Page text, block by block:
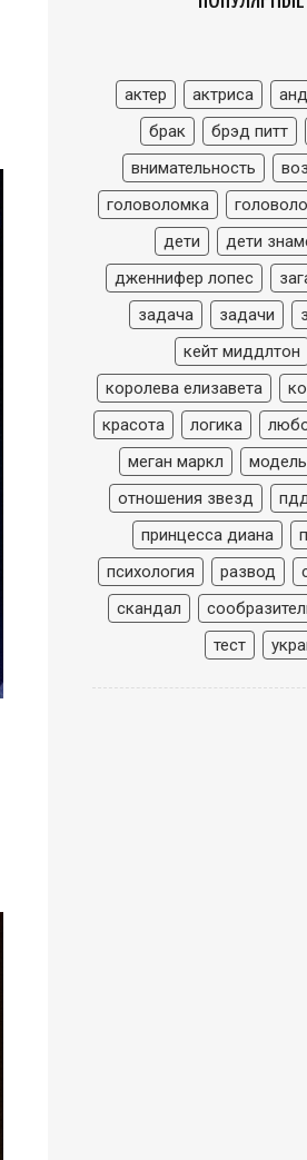
актер актриса
брак
брэд питт
внимательность
головоломка
дети
дети
дженнифер лопес
задача
задачи
кейт миддлтон
королева елизавета
красота
логика
меган маркл
модель
отношения звезд
принцесса диана
психология
развод
скандал
тест